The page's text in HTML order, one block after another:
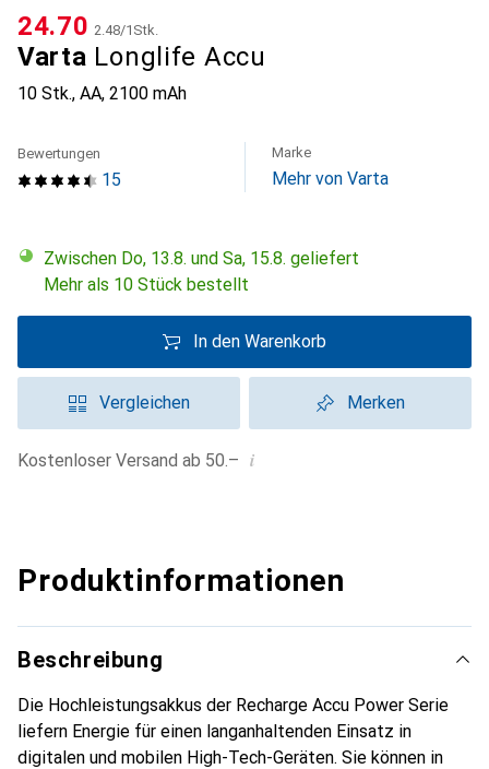
Varta Longlife Accu
10 Stk., AA, 2100 mAh
CHF
24.70 CHF
2.48/1Stk.
15
Bewertungen Marke
Mehr von Varta
Zwischen Do, 13.8. und Sa, 15.8. geliefert
Mehr als 10 Stück bestellt
In den Warenkorb
Vergleichen Merken
Kostenloser Versand ab 50.– i
Produktinformationen
Beschreibung
Die Hochleistungsakkus der Recharge Accu Power Serie
liefern Energie für einen langanhaltenden Einsatz in
digitalen und mobilen High-Tech-Geräten. Sie können in